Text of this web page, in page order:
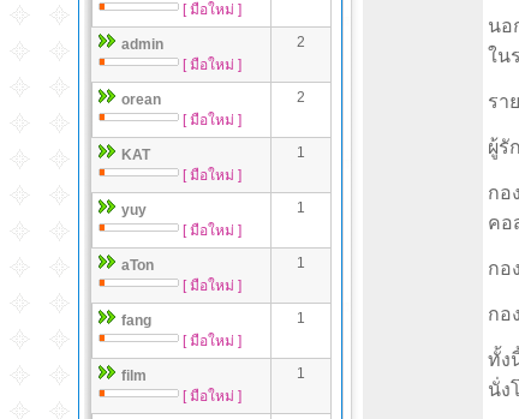
[ มือใหม่ ]
admin
[ มือใหม่ ]
2
orean
[ มือใหม่ ]
2
KAT
[ มือใหม่ ]
1
yuy
[ มือใหม่ ]
1
aTon
[ มือใหม่ ]
1
fang
[ มือใหม่ ]
1
film
[ มือใหม่ ]
1
นอ
ใน
รา
ผู้รั
กอ
คอ
กอ
กอ
ทั้ง
นั่ง